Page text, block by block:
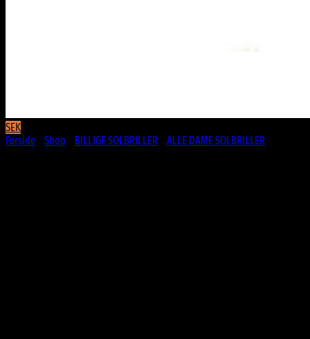
SEK
Forside
Shop BILLIGE SOLBRILLER ALLE DAME SOLBRILLER